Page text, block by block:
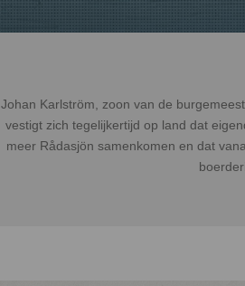
Johan Karlström, zoon van de
vestigt zich tegelijkertijd op land dat
meer Rådasjön samenkomen en dat